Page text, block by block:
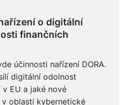
o digitální
finančních
účinnosti nařízení DORA.
digitální odolnost
EU a jaké nové
oblasti kybernetické